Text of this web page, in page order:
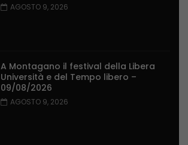
AGOSTO 9, 2026
A Montagano il festival della Libera
Università e del Tempo libero –
09/08/2026
AGOSTO 9, 2026